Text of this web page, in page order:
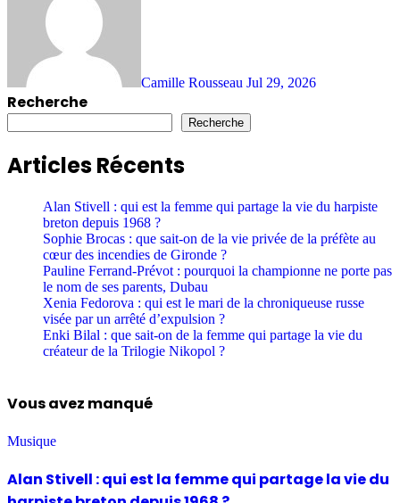
Camille Rousseau Jul 29, 2026
Recherche
Recherche
Articles Récents
Alan Stivell : qui est la femme qui partage la vie du harpiste
breton depuis 1968 ?
Sophie Brocas : que sait-on de la vie privée de la préfète au
cœur des incendies de Gironde ?
Pauline Ferrand-Prévot : pourquoi la championne ne porte pas
le nom de ses parents, Dubau
Xenia Fedorova : qui est le mari de la chroniqueuse russe
visée par un arrêté d’expulsion ?
Enki Bilal : que sait-on de la femme qui partage la vie du
créateur de la Trilogie Nikopol ?
Vous avez manqué
Musique
Alan Stivell : qui est la femme qui partage la vie du